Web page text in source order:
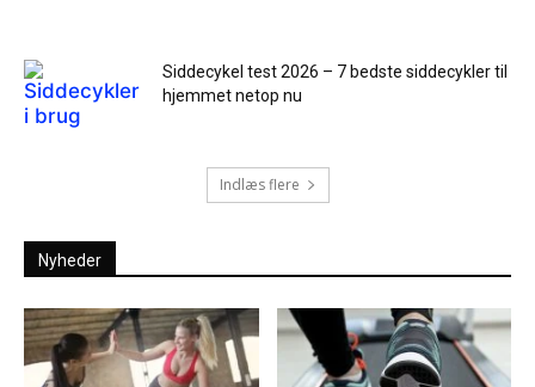
Siddecykel test 2026 – 7 bedste siddecykler til
hjemmet netop nu
Indlæs flere
Nyheder